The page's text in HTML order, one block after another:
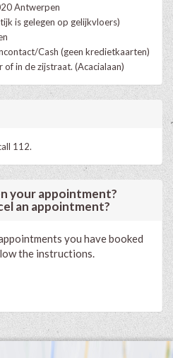
Antwerpen
is gelegen op gelijkvloers)
Cash (geen kredietkaarten)
in de zijstraat. (Acacialaan)
112.
your appointment?
an appointment?
you have booked
the instructions.